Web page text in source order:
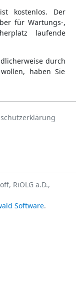
kostenlos. Der
für Wartungs-,
laufende
durch
haben Sie
RiOLG a.D.,
Software.